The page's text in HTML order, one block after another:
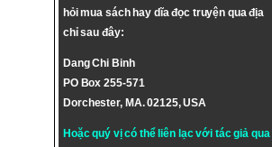
hỏi mua sách hay dĩa đọc truyện qua địa
chỉ sau đây:
Dang Chi Binh
PO Box 255-571
Dorchester, MA. 02125, USA
Hoặc quý vị có thể liên lạc với tác giả qua